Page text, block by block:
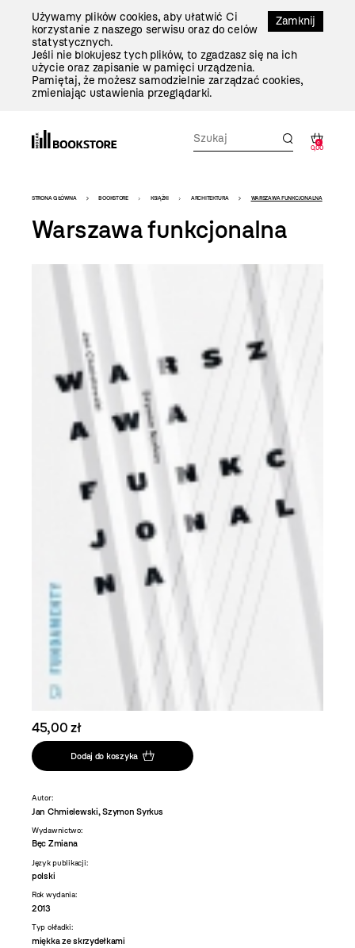
Zamknij
Używamy plików cookies, aby ułatwić Ci
korzystanie z naszego serwisu oraz do celów
statystycznych.
Jeśli nie blokujesz tych plików, to zgadzasz się na ich
użycie oraz zapisanie w pamięci urządzenia.
Pamiętaj, że możesz samodzielnie zarządzać cookies,
zmieniając ustawienia przeglądarki.
0
0,00
Bookstore
-
szablon
szczegóły
STRONA GŁÓWNA BOOKSTORE KSIĄŻKI ARCHITEKTURA WARSZAWA FUNKCJONALNA
Warszawa funkcjonalna
45,00 zł
Dodaj do koszyka
Autor:
Jan Chmielewski, Szymon Syrkus
Wydawnictwo:
Bęc Zmiana
Język publikacji:
polski
Rok wydania:
2013
Typ okładki:
miękka ze skrzydełkami